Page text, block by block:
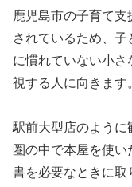
鹿児島市の子育て
されているため、
に慣れていない小
視する人に向きます
駅前大型店のように
圏の中で本屋を使
書を必要なときに取